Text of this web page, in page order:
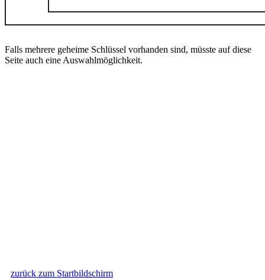
Falls mehrere geheime Schlüssel vorhanden sind, müsste auf diese
Seite auch eine Auswahlmöglichkeit.
zurück zum Startbildschirm